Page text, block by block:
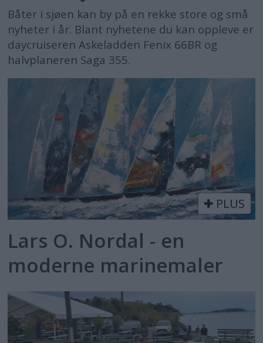
Båter i sjøen kan by på en rekke store og små
nyheter i år. Blant nyhetene du kan oppleve er
daycruiseren Askeladden Fenix 66BR og
halvplaneren Saga 355.
PLUS
Lars O. Nordal - en
moderne marinemaler